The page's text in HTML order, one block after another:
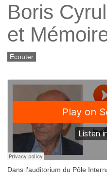
Boris
et
Écouter
Dans l'auditorium du Pôle